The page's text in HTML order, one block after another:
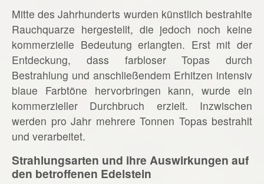
Mitte des Jahrhunderts wurden künstlich bestrahlte
Rauchquarze hergestellt, die jedoch noch keine
kommerzielle Bedeutung erlangten. Erst mit der
Entdeckung, dass farbloser Topas durch
Bestrahlung und anschließendem Erhitzen intensiv
blaue Farbtöne hervorbringen kann, wurde ein
kommerzieller Durchbruch erzielt. Inzwischen
werden pro Jahr mehrere Tonnen Topas bestrahlt
und verarbeitet.
Strahlungsarten und ihre Auswirkungen auf
den betroffenen Edelstein